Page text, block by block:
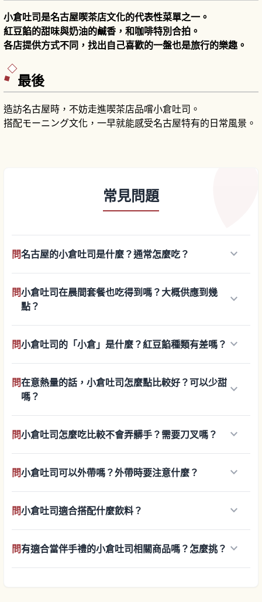
小倉吐司是名古屋喫茶店文化的代表性菜單之一。
紅豆餡的甜味與奶油的鹹香，和咖啡特別合拍。
各店提供方式不同，找出自己喜歡的一盤也是旅行的樂趣。
最後
造訪名古屋時，不妨走進喫茶店品嚐小倉吐司。
搭配モーニング文化，一早就能感受名古屋特有的日常風景。
常見問題
問名古屋的小倉吐司是什麼？通常怎麼吃？ keyboard_arrow_down
問小倉吐司在晨間套餐也吃得到嗎？大概供應到幾
點？
keyboard_arrow_down
問小倉吐司的「小倉」是什麼？紅豆餡種類有差嗎？ keyboard_arrow_down
問在意熱量的話，小倉吐司怎麼點比較好？可以少甜
嗎？
keyboard_arrow_down
問小倉吐司怎麼吃比較不會弄髒手？需要刀叉嗎？ keyboard_arrow_down
問小倉吐司可以外帶嗎？外帶時要注意什麼？ keyboard_arrow_down
問小倉吐司適合搭配什麼飲料？ keyboard_arrow_down
問有適合當伴手禮的小倉吐司相關商品嗎？怎麼挑？ keyboard_arrow_down